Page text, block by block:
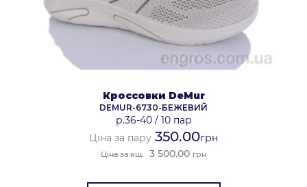
Кроссовки DeMur
DEMUR-6730-БЕЖЕВИЙ
р.36-40/ 10 пар
Ціна за пару 350.00грн
Ціна за ящ. 3 500.00 грн